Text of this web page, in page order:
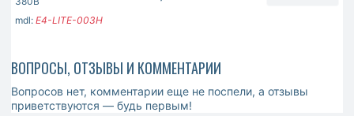
mdl: E4-LITE-003H
ВОПРОСЫ, ОТЗЫВЫ И КОММЕНТАРИИ
Вопросов нет, комментарии еще не поспели, а отзывы
приветствуются — будь первым!